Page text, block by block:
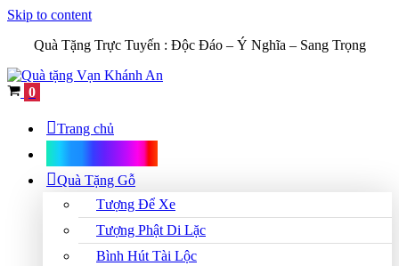
Skip to content
Quà Tặng Trực Tuyến : Độc Đáo – Ý Nghĩa – Sang Trọng
Cart
0
Trang chủ
Quà Tặng Gỗ
Tượng Để Xe
Tượng Phật Di Lặc
Bình Hút Tài Lộc